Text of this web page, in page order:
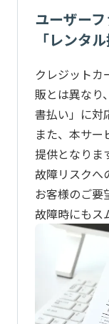
ユーザー
「レンタ
クレジットカ
販とは異なり
書払い」に対
また、本サー
提供となりま
故障リスクへ
お客様のご要
故障時にもス